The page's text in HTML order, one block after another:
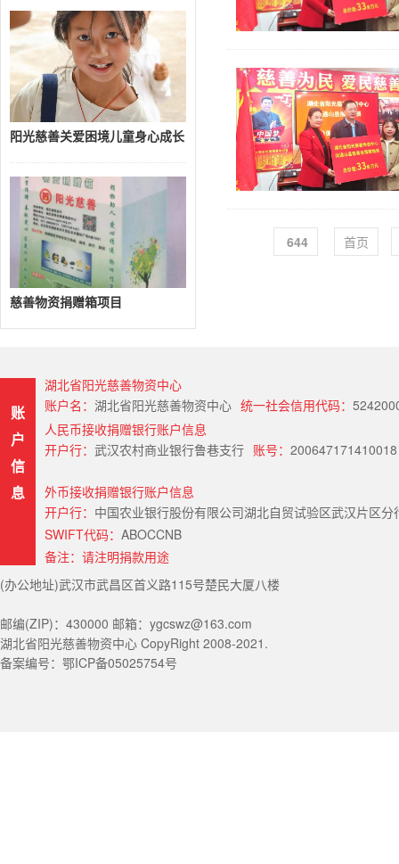
阳光慈善关爱困境儿童身心成长
慈善物资捐赠箱项目
644 首页
账
户
信
息
湖北省阳光慈善物资中心
账户名： 湖北省阳光慈善物资中心 统一社会信用代码：
人民币接收捐赠银行账户信息
开户行： 武汉农村商业银行鲁巷支行 账号： 200647171410018
外币接收捐赠银行账户信息
开户行： 中国农业银行股份有限公司湖北自贸试验区武汉片区
SWIFT代码： ABOCCNB
备注：请注明捐款用途
(办公地址)武汉市武昌区首义路115号楚民大厦八楼
邮编(ZIP)：430000 邮箱：ygcswz@163.com
湖北省阳光慈善物资中心 CopyRight 2008-2021.
备案编号：鄂ICP备05025754号